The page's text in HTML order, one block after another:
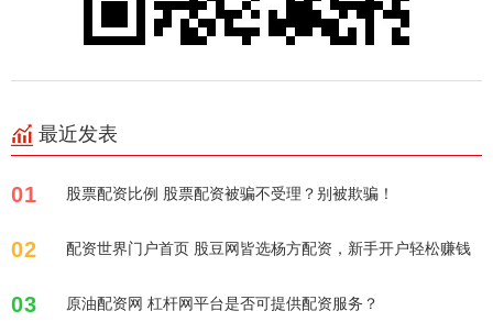
最近发表
01 股票配资比例 股票配资被骗不受理？别被欺骗！
02 配资世界门户首页 股豆网皆选杨方配资，新手开户轻松赚钱
03 原油配资网 杠杆网平台是否可提供配资服务？